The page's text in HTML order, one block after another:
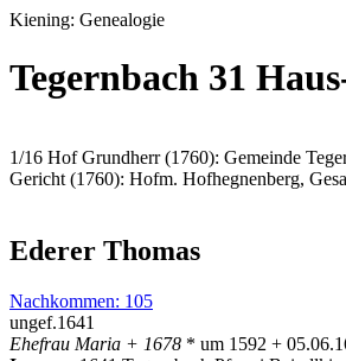
Kiening: Genealogie
Tegernbach 31
1/16 Hof Grundherr (1760): Gemeinde
Gericht (1760): Hofm. Hofhegnenberg,
Ederer Thomas
Nachkommen: 105
ungef.1641
Ehefrau Maria + 1678 * um 1592 +